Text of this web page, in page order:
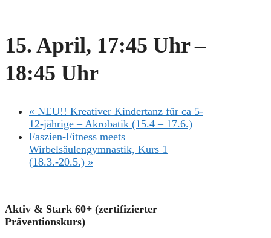
15. April, 17:45 Uhr–
18:45 Uhr
« NEU!! Kreativer Kindertanz für ca 5-
12-jährige – Akrobatik (15.4 – 17.6.)
Faszien-Fitness meets
Wirbelsäulengymnastik, Kurs 1
(18.3.-20.5.) »
Aktiv & Stark 60+ (zertifizierter
Präventionskurs)